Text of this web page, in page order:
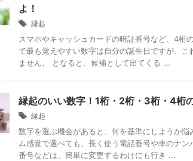
よ！
縁起
スマホやキャッシュカードの暗証番号など、4桁
で最も覚えやすい数字は自分の誕生日ですが、
ません。 となると、候補として出てくる ...
縁起のいい数字！1桁・2桁・3桁・4桁
縁起
数字を選ぶ機会があると、何を基準にしようか
ム感覚で選べても、長く使う電話番号や車のナ
番号などは、簡単に変更するわけにも行き ...